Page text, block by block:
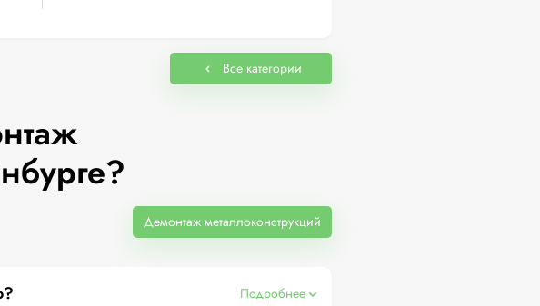
Все категории
Демонтаж металлоконструкций
Подробнее